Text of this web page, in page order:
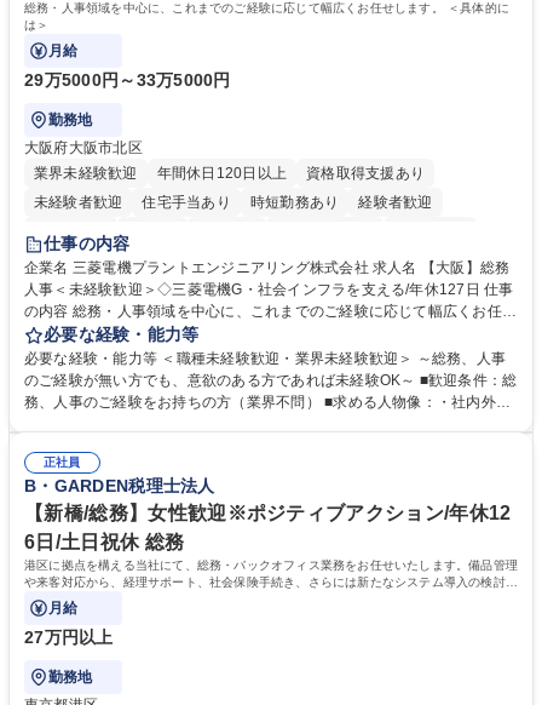
総務・人事領域を中心に、これまでのご経験に応じて幅広くお任せします。 ＜具体的に
は＞
月給
29万5000円～33万5000円
勤務地
大阪府大阪市北区
業界未経験歓迎
年間休日120日以上
資格取得支援あり
未経験者歓迎
住宅手当あり 時短勤務あり
経験者歓迎
退職金あり
駅近5分以内
土日祝休み 服装自由 寮・社宅あり 食事補助あり
仕事の内容
企業名 三菱電機プラントエンジニアリング株式会社 求人名 【大阪】総務
人事＜未経験歓迎＞◇三菱電機G・社会インフラを支える/年休127日 仕事
の内容 総務・人事領域を中心に、これまでのご経験に応じて幅広くお任せ
します。 ＜具体的には＞ ・総務/人事労務（給与・社保・勤怠管理など）
・採用・教育研修 ・福利厚生運用 など ※基本的には事務所勤務ですが、
採用や教育等の業務内容により、関西圏以外への日帰り・宿泊を伴う国内
出張もございます。 ※担当業務を持ちつつ、お互いに助け合いながら、総
必要な経験・能力等
必要な経験・能力等 ＜職種未経験歓迎・業界未経験歓迎＞ ～総務、人事
のご経験が無い方でも、意欲のある方であれば未経験OK～ ■歓迎条件：総
務、人事のご経験をお持ちの方（業界不問） ■求める人物像：・社内外の
正社員
B・GARDEN税理士法人
【新橋/総務】女性歓迎※ポジティブアクション/年休12
6日/土日祝休 総務
港区に拠点を構える当社にて、総務・バックオフィス業務をお任せいたします。備品管理
や来客対応から、経理サポート、社会保険手続き、さらには新たなシステム導入の検討ま
で、幅広く組織を支える役割です。
月給
27万円以上
勤務地